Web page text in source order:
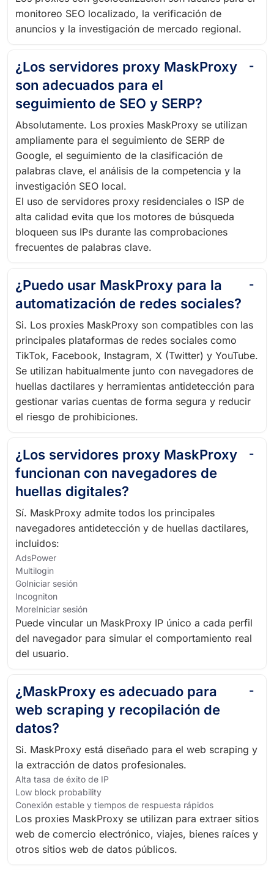
monitoreo SEO localizado, la verificación de
anuncios y la investigación de mercado regional.
¿Los servidores proxy MaskProxy
son adecuados para el
seguimiento de SEO y SERP?
Absolutamente. Los proxies MaskProxy se utilizan
ampliamente para el seguimiento de SERP de
Google, el seguimiento de la clasificación de
palabras clave, el análisis de la competencia y la
investigación SEO local.
El uso de servidores proxy residenciales o ISP de
alta calidad evita que los motores de búsqueda
bloqueen sus IPs durante las comprobaciones
frecuentes de palabras clave.
¿Puedo usar MaskProxy para la
automatización de redes sociales?
Si. Los proxies MaskProxy son compatibles con las
principales plataformas de redes sociales como
TikTok, Facebook, Instagram, X (Twitter) y YouTube.
Se utilizan habitualmente junto con navegadores de
huellas dactilares y herramientas antidetección para
gestionar varias cuentas de forma segura y reducir
el riesgo de prohibiciones.
¿Los servidores proxy MaskProxy
funcionan con navegadores de
huellas digitales?
Sí. MaskProxy admite todos los principales
navegadores antidetección y de huellas dactilares,
incluidos:
AdsPower
Multilogin
GoIniciar sesión
Incogniton
MoreIniciar sesión
Puede vincular un MaskProxy IP único a cada perfil
del navegador para simular el comportamiento real
del usuario.
¿MaskProxy es adecuado para
web scraping y recopilación de
datos?
Si. MaskProxy está diseñado para el web scraping y
la extracción de datos profesionales.
Alta tasa de éxito de IP
Low block probability
Conexión estable y tiempos de respuesta rápidos
Los proxies MaskProxy se utilizan para extraer sitios
web de comercio electrónico, viajes, bienes raíces y
otros sitios web de datos públicos.